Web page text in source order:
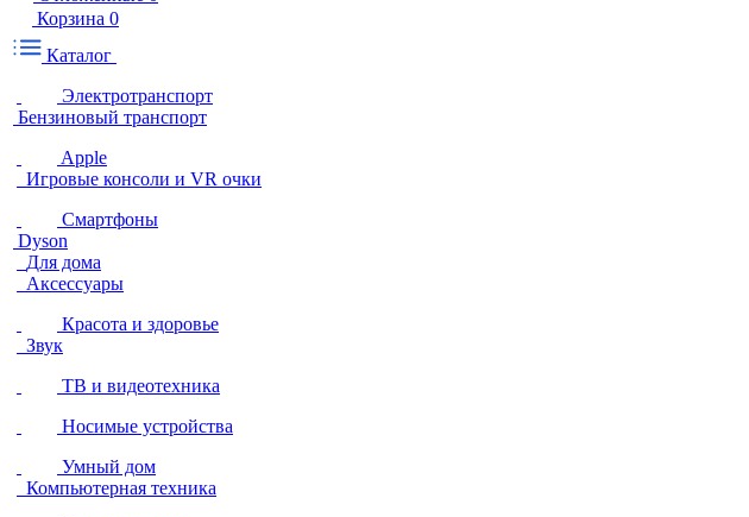
Корзина 0
Каталог
Электротранспорт
Бензиновый транспорт
Apple
Игровые консоли и VR очки
Смартфоны
Dyson
Для дома
Аксессуары
Красота и здоровье
Звук
ТВ и видеотехника
Носимые устройства
Умный дом
Компьютерная техника